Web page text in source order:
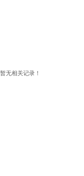
暂无相关记录！